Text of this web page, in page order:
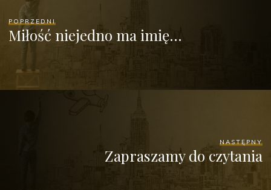
POPRZEDNI
Miłość niejedno ma imię…
NASTĘPNY
Zapraszamy do czytania